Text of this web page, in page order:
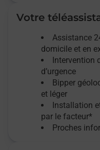
Votre
Assistance
domicile et en
Intervention
d’urgence
Bipper
et léger
Installation
par le facteur*
Proches